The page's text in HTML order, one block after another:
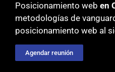
Posicionamiento web en
metodologías de
posicionamiento web al
Agendar reunión